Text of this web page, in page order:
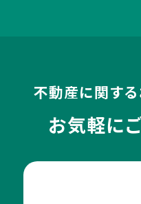
不動産に関す
お気軽に